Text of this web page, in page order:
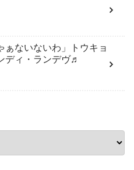
ぁないないわ」トウキョ
ディ・ランデヴ♬